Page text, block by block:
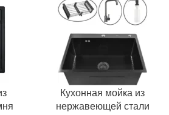
Кухонная мойка из
нержавеющей стали